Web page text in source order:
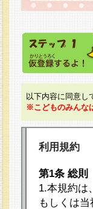
以下内容に同意し
※こどものみんな
利用規約
第1条 総則
1.本規約は
もしくは